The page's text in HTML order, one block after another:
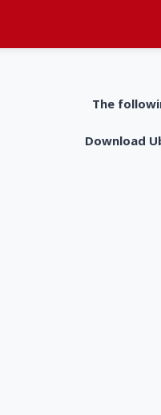
The
Download